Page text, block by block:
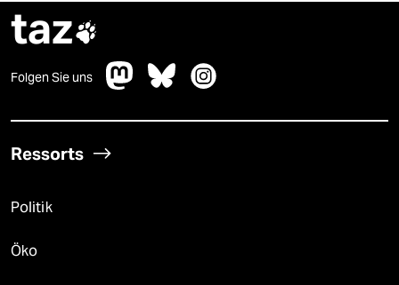
taz
Folgen Sie uns
Ressorts
Politik
Öko